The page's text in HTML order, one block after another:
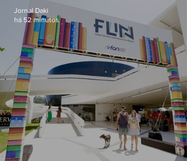
Jornal Daki
há 52 minutos